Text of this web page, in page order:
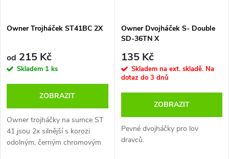
Owner Trojháček ST41BC 2X
od 215 Kč
Skladem 1 ks
ZOBRAZIT
Owner trojháčky na sumce ST
41 jsou 2x silnější s korozi
odolným, černým chromovým
Owner Dvojháček S- Double
SD-36TN X
135 Kč
Skladem na ext. skladě. Na
dotaz do 3 dnů
ZOBRAZIT
Pevné dvojháčky pro lov
dravců.